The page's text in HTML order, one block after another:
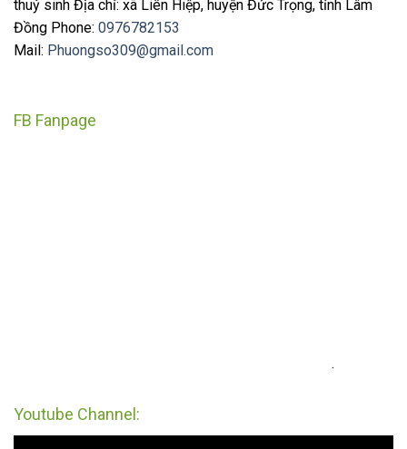
thuỷ sinh Địa chỉ: xã Liên Hiệp, huyện Đức Trọng, tỉnh Lâm
Đồng Phone: 0976782153
Mail: Phuongso309@gmail.com
FB Fanpage
.
Youtube Channel: